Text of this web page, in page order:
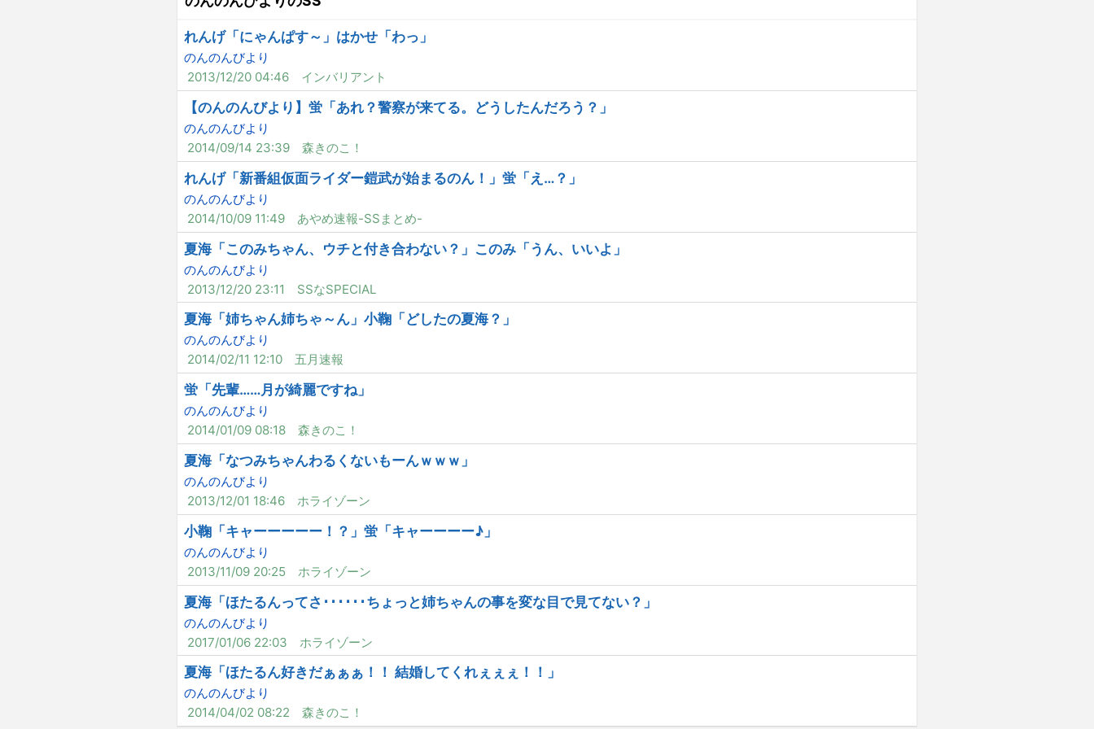
れんげ「にゃんぱす～」はかせ「わっ」
のんのんびより
2013/12/20 04:46
インバリアント
【のんのんびより】蛍「あれ？警察が来てる。どうしたんだろう？」
のんのんびより
2014/09/14 23:39
森きのこ！
れんげ「新番組仮面ライダー鎧武が始まるのん！」蛍「え…？」
のんのんびより
2014/10/09 11:49
あやめ速報-SSまとめ-
夏海「このみちゃん、ウチと付き合わない？」このみ「うん、いいよ」
のんのんびより
2013/12/20 23:11
SSなSPECIAL
夏海「姉ちゃん姉ちゃ～ん」小鞠「どしたの夏海？」
のんのんびより
2014/02/11 12:10
五月速報
蛍「先輩……月が綺麗ですね」
のんのんびより
2014/01/09 08:18
森きのこ！
夏海「なつみちゃんわるくないもーんｗｗｗ」
のんのんびより
2013/12/01 18:46
ホライゾーン
小鞠「キャーーーーー！？」蛍「キャーーーー♪」
のんのんびより
2013/11/09 20:25
ホライゾーン
夏海「ほたるんってさ･･････ちょっと姉ちゃんの事を変な目で見てない？」
のんのんびより
2017/01/06 22:03
ホライゾーン
夏海「ほたるん好きだぁぁぁ！！ 結婚してくれぇぇぇ！！」
のんのんびより
2014/04/02 08:22
森きのこ！